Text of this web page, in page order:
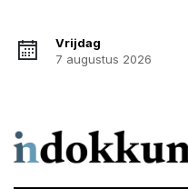
Vrijdag
7 augustus 2026